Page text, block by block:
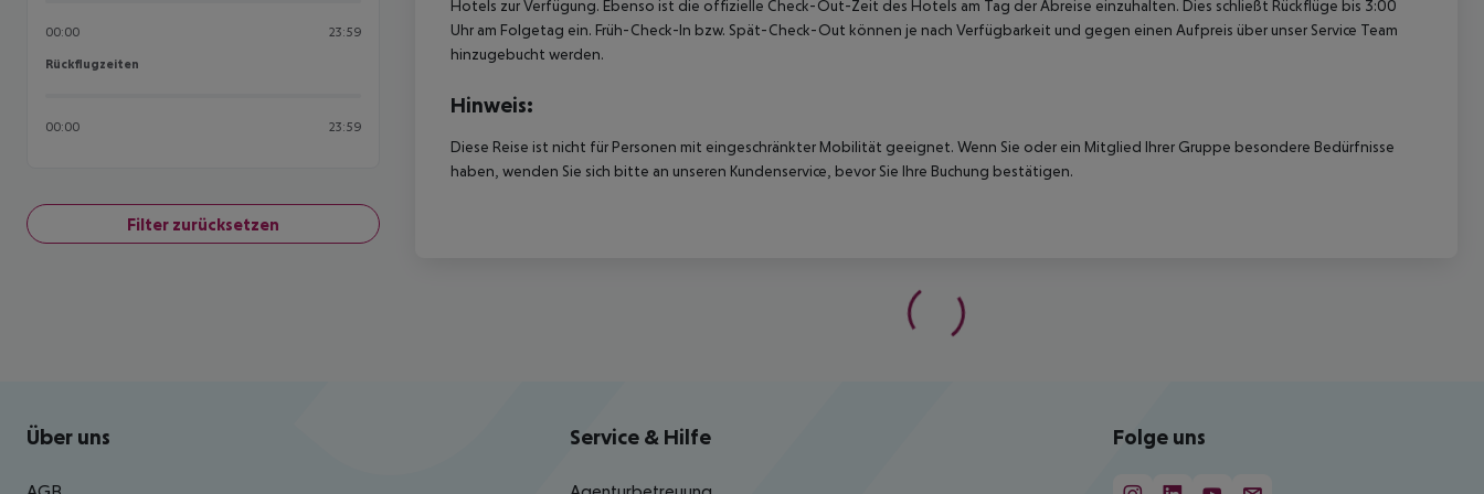
00:00 23:59
Rückflugzeiten
Rückflugzeiten
00:00 23:59
Filter zurücksetzen
Hotels zur Verfügung. Ebenso ist die offizielle Check-Out-Zeit des Hotels am Tag der Abreise einzuhalten. Dies schließt Rückflüge bis 3:00
Uhr am Folgetag ein. Früh-Check-In bzw. Spät-Check-Out können je nach Verfügbarkeit und gegen einen Aufpreis über unser Service Team
hinzugebucht werden.
Hinweis:
Diese Reise ist nicht für Personen mit eingeschränkter Mobilität geeignet. Wenn Sie oder ein Mitglied Ihrer Gruppe besondere Bedürfnisse
haben, wenden Sie sich bitte an unseren Kundenservice, bevor Sie Ihre Buchung bestätigen.
Footer navigation
Über uns Service & Hilfe Folge uns